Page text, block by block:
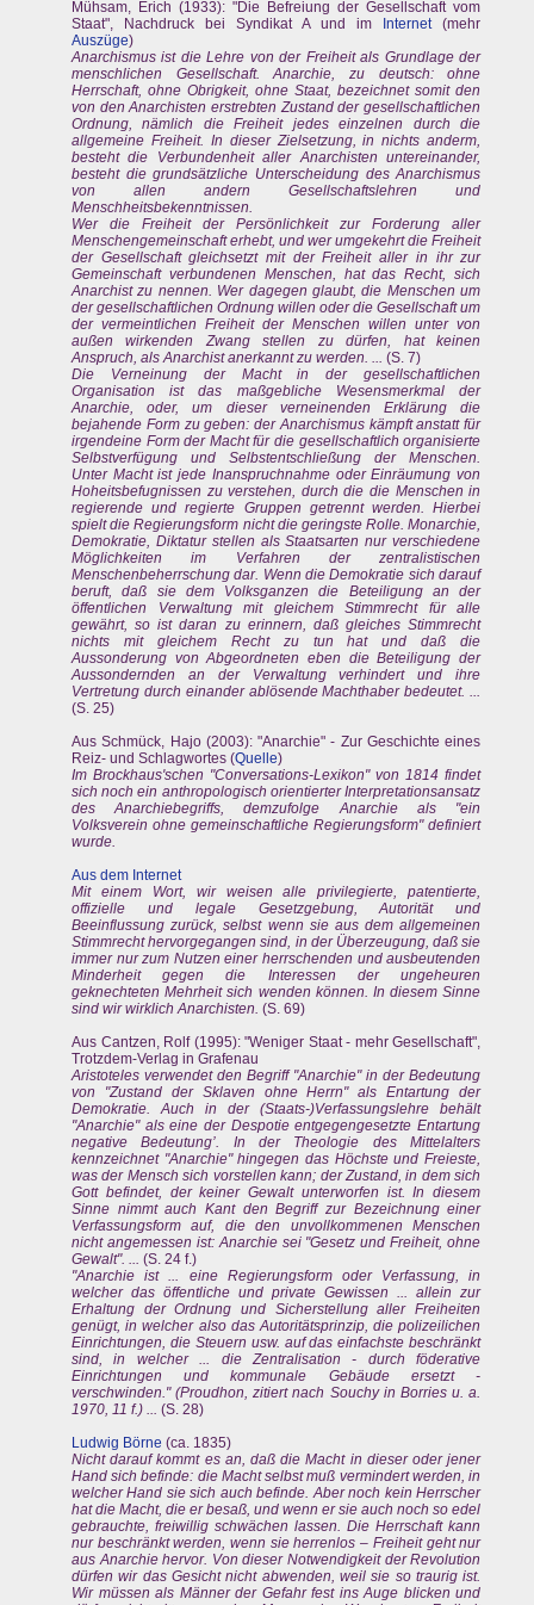
Mühsam, Erich (1933): "Die Befreiung der Gesellschaft vom
Staat", Nachdruck bei Syndikat A und im
Internet(mehr
Auszüge)
Anarchismus ist die Lehre von der Freiheit als Grundlage der
menschlichen Gesellschaft. Anarchie, zu deutsch: ohne
Herrschaft, ohne Obrigkeit, ohne Staat, bezeichnet somit den
von den Anarchisten erstrebten Zustand der gesellschaftlichen
Ordnung, nämlich die Freiheit jedes einzelnen durch die
allgemeine Freiheit. In dieser Zielsetzung, in nichts anderm,
besteht die Verbundenheit aller Anarchisten untereinander,
besteht die grundsätzliche Unterscheidung des Anarchismus
von allen andern Gesellschaftslehren und
Menschheitsbekenntnissen.
Wer die Freiheit der Persönlichkeit zur Forderung aller
Menschengemeinschaft erhebt, und wer umgekehrt die Freiheit
der Gesellschaft gleichsetzt mit der Freiheit aller in ihr zur
Gemeinschaft verbundenen Menschen, hat das Recht, sich
Anarchist zu nennen. Wer dagegen glaubt, die Menschen um
der gesellschaftlichen Ordnung willen oder die Gesellschaft um
der vermeintlichen Freiheit der Menschen willen unter von
außen wirkenden Zwang stellen zu dürfen, hat keinen
Anspruch, als Anarchist anerkannt zu werden. ... (S. 7)
Die Verneinung der Macht in der gesellschaftlichen
Organisation ist das maßgebliche Wesensmerkmal der
Anarchie, oder, um dieser verneinenden Erklärung die
bejahende Form zu geben: der Anarchismus kämpft anstatt für
irgendeine Form der Macht für die gesellschaftlich organisierte
Selbstverfügung und Selbstentschließung der Menschen.
Unter Macht ist jede Inanspruchnahme oder Einräumung von
Hoheitsbefugnissen zu verstehen, durch die die Menschen in
regierende und regierte Gruppen getrennt werden. Hierbei
spielt die Regierungsform nicht die geringste Rolle. Monarchie,
Demokratie, Diktatur stellen als Staatsarten nur verschiedene
Möglichkeiten im Verfahren der zentralistischen
Menschenbeherrschung dar. Wenn die Demokratie sich darauf
beruft, daß sie dem Volksganzen die Beteiligung an der
öffentlichen Verwaltung mit gleichem Stimmrecht für alle
gewährt, so ist daran zu erinnern, daß gleiches Stimmrecht
nichts mit gleichem Recht zu tun hat und daß die
Aussonderung von Abgeordneten eben die Beteiligung der
Aussondernden an der Verwaltung verhindert und ihre
Vertretung durch einander ablösende Machthaber bedeutet. ...
(S. 25)
Aus Schmück, Hajo (2003): "Anarchie" - Zur Geschichte eines
Reiz- und Schlagwortes (Quelle)
Im Brockhaus'schen "Conversations-Lexikon" von 1814 findet
sich noch ein anthropologisch orientierter Interpretationsansatz
des Anarchiebegriffs, demzufolge Anarchie als "ein
Volksverein ohne gemeinschaftliche Regierungsform" definiert
wurde.
Aus dem Internet
Mit einem Wort, wir weisen alle privilegierte, patentierte,
offizielle und legale Gesetzgebung, Autorität und
Beeinflussung zurück, selbst wenn sie aus dem allgemeinen
Stimmrecht hervorgegangen sind, in der Überzeugung, daß sie
immer nur zum Nutzen einer herrschenden und ausbeutenden
Minderheit gegen die Interessen der ungeheuren
geknechteten Mehrheit sich wenden können. In diesem Sinne
sind wir wirklich Anarchisten. (S. 69)
Aus Cantzen, Rolf (1995): "Weniger Staat - mehr Gesellschaft",
Trotzdem-Verlag in Grafenau
Aristoteles verwendet den Begriff "Anarchie" in der Bedeutung
von "Zustand der Sklaven ohne Herrn" als Entartung der
Demokratie. Auch in der (Staats-)Verfassungslehre behält
"Anarchie" als eine der Despotie entgegengesetzte Entartung
negative Bedeutung’. In der Theologie des Mittelalters
kennzeichnet "Anarchie" hingegen das Höchste und Freieste,
was der Mensch sich vorstellen kann; der Zustand, in dem sich
Gott befindet, der keiner Gewalt unterworfen ist. In diesem
Sinne nimmt auch Kant den Begriff zur Bezeichnung einer
Verfassungsform auf, die den unvollkommenen Menschen
nicht angemessen ist: Anarchie sei "Gesetz und Freiheit, ohne
Gewalt". ... (S. 24 f.)
"Anarchie ist ... eine Regierungsform oder Verfassung, in
welcher das öffentliche und private Gewissen ... allein zur
Erhaltung der Ordnung und Sicherstellung aller Freiheiten
genügt, in welcher also das Autoritätsprinzip, die polizeilichen
Einrichtungen, die Steuern usw. auf das einfachste beschränkt
sind, in welcher ... die Zentralisation - durch föderative
Einrichtungen und kommunale Gebäude ersetzt -
verschwinden." (Proudhon, zitiert nach Souchy in Borries u. a.
1970, 11 f.) ... (S. 28)
Ludwig Börne (ca. 1835)
Nicht darauf kommt es an, daß die Macht in dieser oder jener
Hand sich befinde: die Macht selbst muß vermindert werden, in
welcher Hand sie sich auch befinde. Aber noch kein Herrscher
hat die Macht, die er besaß, und wenn er sie auch noch so edel
gebrauchte, freiwillig schwächen lassen. Die Herrschaft kann
nur beschränkt werden, wenn sie herrenlos – Freiheit geht nur
aus Anarchie hervor. Von dieser Notwendigkeit der Revolution
dürfen wir das Gesicht nicht abwenden, weil sie so traurig ist.
Wir müssen als Männer der Gefahr fest ins Auge blicken und